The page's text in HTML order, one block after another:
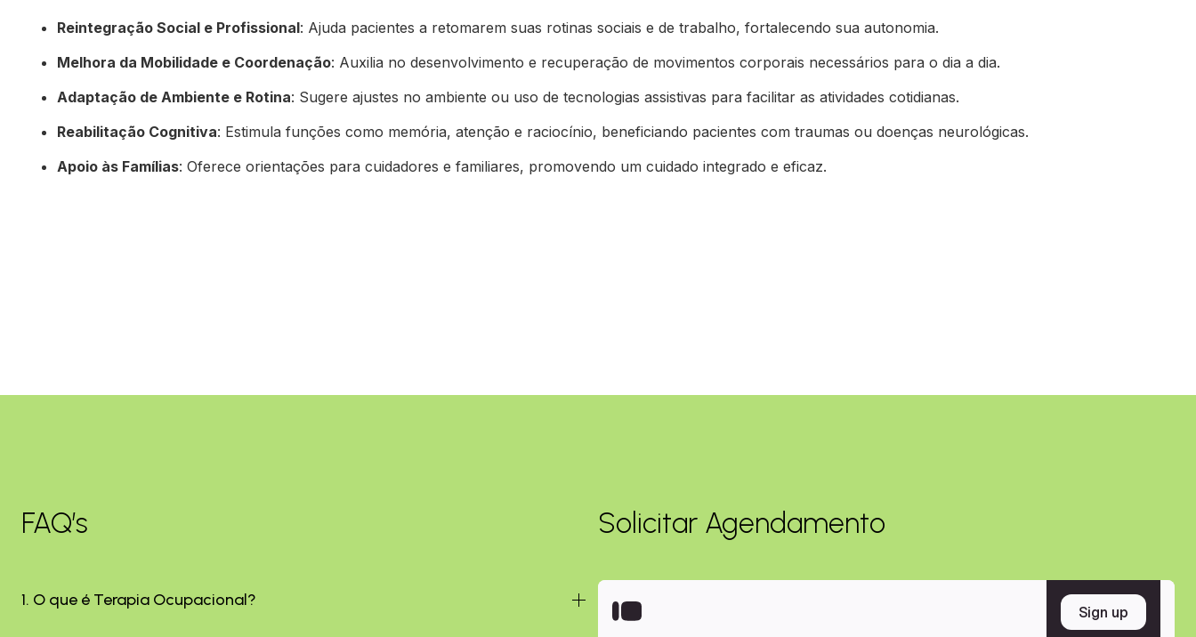
Reintegração Social e Profissional: Ajuda pacientes a retomarem suas rotinas sociais e de trabalho, fortalecendo sua autonomia.
Melhora da Mobilidade e Coordenação: Auxilia no desenvolvimento e recuperação de movimentos corporais necessários para o dia a dia.
Adaptação de Ambiente e Rotina: Sugere ajustes no ambiente ou uso de tecnologias assistivas para facilitar as atividades cotidianas.
Reabilitação Cognitiva: Estimula funções como memória, atenção e raciocínio, beneficiando pacientes com traumas ou doenças neurológicas.
Apoio às Famílias: Oferece orientações para cuidadores e familiares, promovendo um cuidado integrado e eficaz.
FAQ’s
1. O que é Terapia Ocupacional?
Solicitar Agendamento